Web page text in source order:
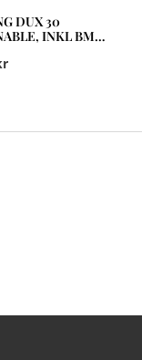
DUX 30
INKL BM